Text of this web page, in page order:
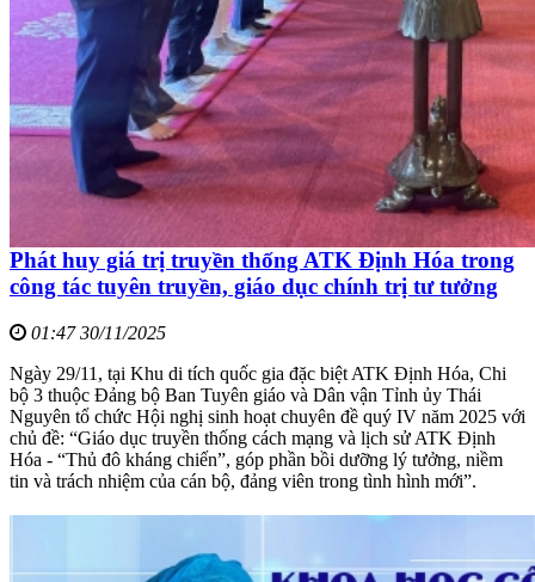
Phát huy giá trị truyền thống ATK Định Hóa trong
công tác tuyên truyền, giáo dục chính trị tư tưởng
01:47 30/11/2025
Ngày 29/11, tại Khu di tích quốc gia đặc biệt ATK Định Hóa, Chi
bộ 3 thuộc Đảng bộ Ban Tuyên giáo và Dân vận Tỉnh ủy Thái
Nguyên tổ chức Hội nghị sinh hoạt chuyên đề quý IV năm 2025 với
chủ đề: “Giáo dục truyền thống cách mạng và lịch sử ATK Định
Hóa - “Thủ đô kháng chiến”, góp phần bồi dưỡng lý tưởng, niềm
tin và trách nhiệm của cán bộ, đảng viên trong tình hình mới”.